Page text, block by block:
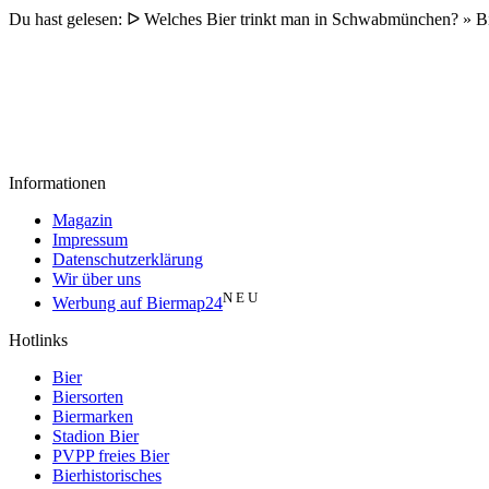
Du hast gelesen: ᐅ Welches Bier trinkt man in Schwabmünchen? »
Informationen
Magazin
Impressum
Datenschutzerklärung
Wir über uns
Werbung auf Biermap24N E U
Hotlinks
Bier
Biersorten
Biermarken
Stadion Bier
PVPP freies Bier
Bierhistorisches